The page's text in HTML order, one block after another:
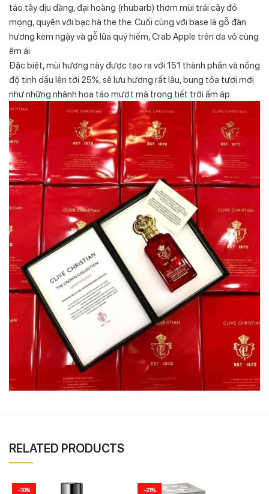
táo tây dịu dàng, đại hoàng (rhubarb) thơm mùi trái cây đỏ
mọng, quyện với bạc hà the the. Cuối cùng với base là gỗ đàn
hương kem ngậy và gỗ lũa quý hiếm, Crab Apple trên da vô cùng
êm ái.
Đặc biệt, mùi hương này được tạo ra với 151 thành phần và nồng
độ tinh dầu lên tới 25%, sẽ lưu hương rất lâu, bung tỏa tươi mới
như những nhành hoa táo mượt mà trong tiết trời ấm áp.
RELATED PRODUCTS
-10% -21%